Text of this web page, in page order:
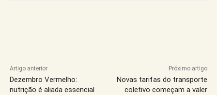
Artigo anterior
Dezembro Vermelho:
nutrição é aliada essencial
Próximo artigo
Novas tarifas do transporte
coletivo começam a valer